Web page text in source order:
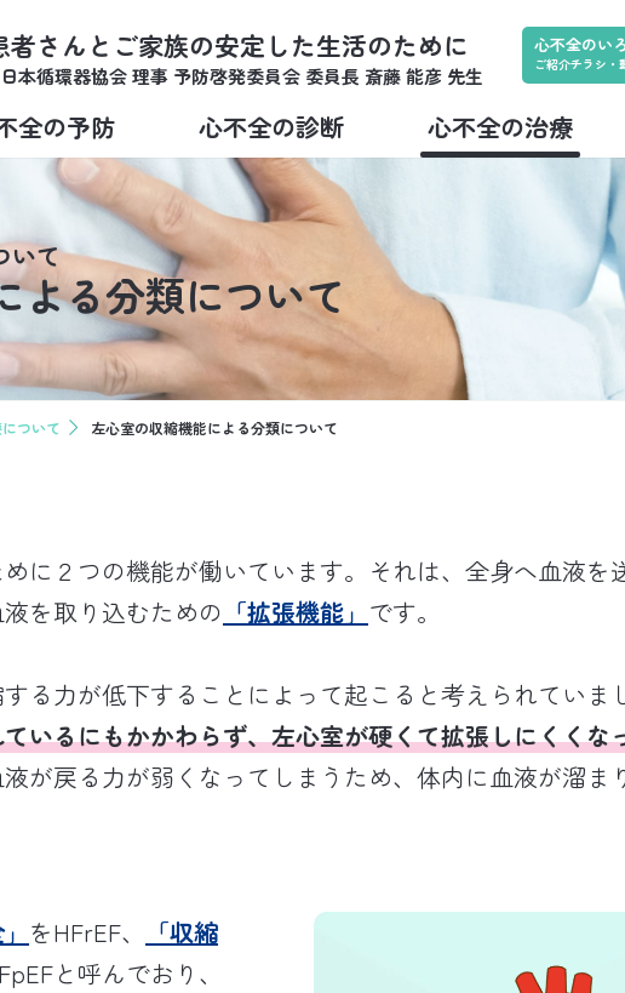
者さんとご家族の安定した生活のために
本循環器協会 理事 予防啓発委員会 委員長 斎藤 能彦 先生
心不全のい
ご紹介チラシ・
全の予防 心不全の診断 心不全の治療
いて
よる分類について
ついて 左心室の収縮機能による分類について
に２つの機能が働いています。それは、全身へ血液を
を取り込むための 「拡張機能」 です。
る力が低下することによって起こると考えられていま
いるにもかかわらず、左心室が硬くて拡張しにくくな
が戻る力が弱くなってしまうため、体内に血液が溜ま
をHFrEF、
「収縮
と呼んでおり、